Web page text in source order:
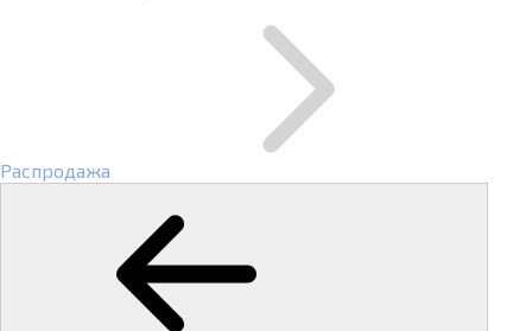
Распродажа